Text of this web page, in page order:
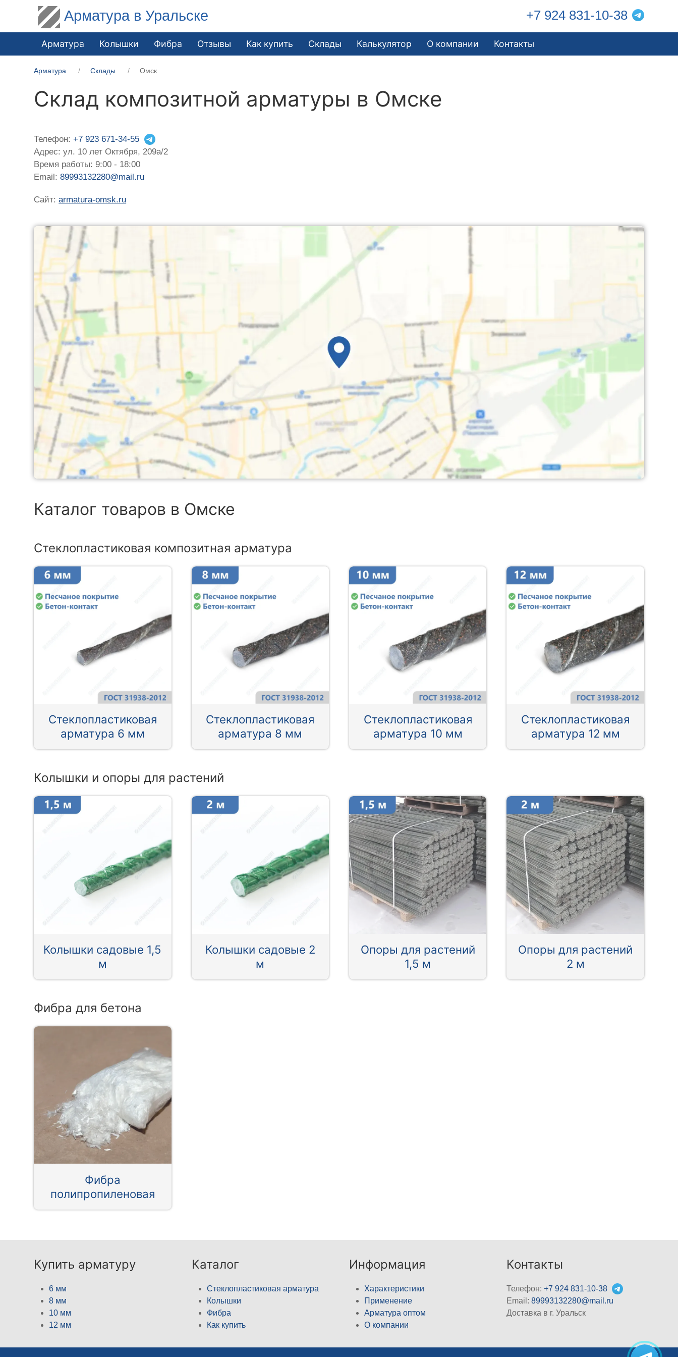
Арматура в Уральске +7 924 831-10-38
Арматура Колышки Фибра Отзывы Как купить Склады Калькулятор О компании Контакты
Арматура Склады Омск
Склад композитной арматуры в Омске
Телефон:+7 923 671-34-55
Адрес: ул. 10 лет Октября, 209а/2
Время работы: 9:00 - 18:00
Email:89993132280@mail.ru
Сайт:armatura-omsk.ru
Каталог товаров в Омске
Стеклопластиковая композитная арматура
Стеклопластиковая
арматура 6 мм
Стеклопластиковая
арматура 8 мм
Стеклопластиковая
арматура 10 мм
Стеклопластиковая
арматура 12 мм
Колышки и опоры для растений
Колышки садовые 1,5
м
Колышки садовые 2
м
Опоры для растений
1,5 м
Опоры для растений
2 м
Фибра для бетона
Фибра
полипропиленовая
Купить арматуру
6 мм
8 мм
10 мм
12 мм
Каталог
Стеклопластиковая арматура
Колышки
Фибра
Как купить
Информация
Характеристики
Применение
Арматура оптом
О компании
Контакты
Телефон:+7 924 831-10-38
Email:89993132280@mail.ru
Доставка в г. Уральск